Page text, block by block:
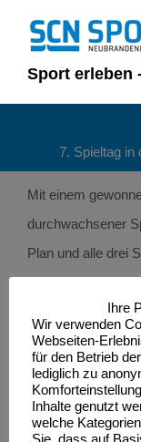
Inhalt
springenSport erleben
7. Spieltag in
Mit einem
durchwachsener
Plan und alle drei
Spiel machten wir
Annahme und
verloren. Schade
besser, aber
nächsten
SCN vs. MSV
Ihre
Wir verwenden
Webseiten-
für den Betrieb
lediglich zu
Inhalte genutzt
welche
Sie, dass auf